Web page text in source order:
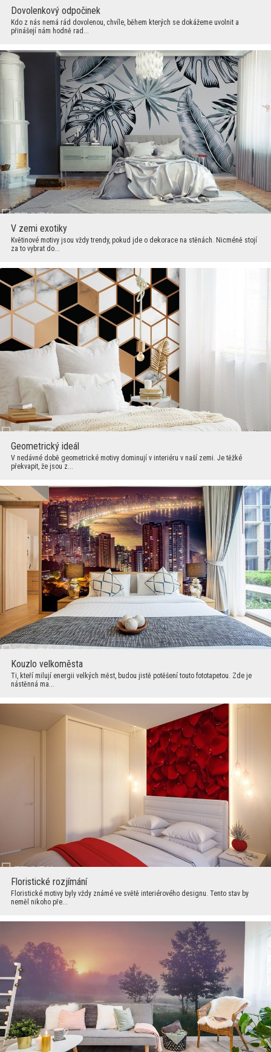
Dovolenkový odpočinek
Kdo z nás nemá rád dovolenou, chvíle, během kterých se dokážeme uvolnit a
přinášejí nám hodně rad...
V zemi exotiky
Květinové motivy jsou vždy trendy, pokud jde o dekorace na stěnách. Nicméně stojí
za to vybrat do...
Geometrický ideál
V nedávné době geometrické motivy dominují v interiéru v naší zemi. Je těžké
překvapit, že jsou z...
Kouzlo velkoměsta
Ti, kteří milují energii velkých měst, budou jistě potěšení touto fototapetou. Zde je
nástěnná ma...
Floristické rozjímání
Floristické motivy byly vždy známé ve světě interiérového designu. Tento stav by
neměl nikoho pře...